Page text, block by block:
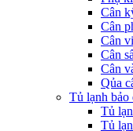
Cân
Cân
Cân
Cân
Cân
Qủa
Tủ lạnh bảo
Tủ
Tủ